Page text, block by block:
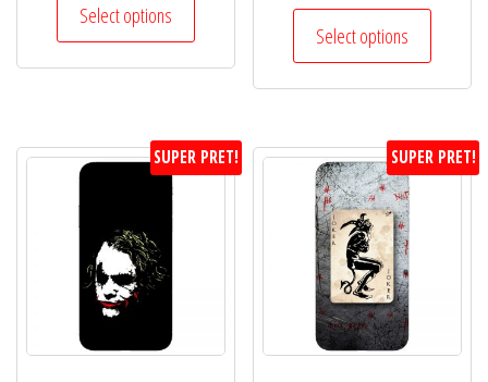
Select options
Select options
SUPER PRET! SUPER PRET!